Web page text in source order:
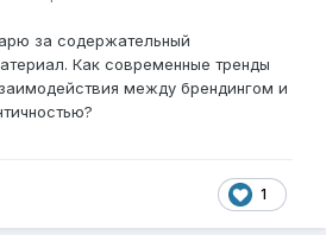
за содержательный
Как современные тренды
между брендингом и
1